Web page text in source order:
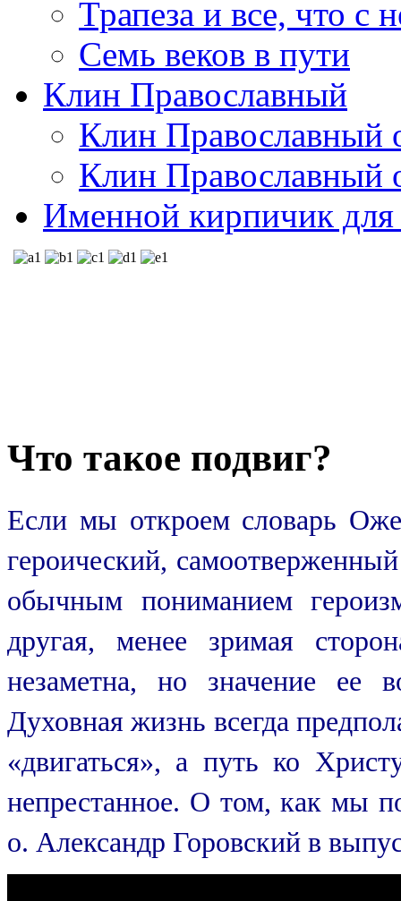
Трапеза и все, что с
Семь веков в пути
Клин Православный
Клин Православный
Клин Православный
Именной кирпичик
Что такое подвиг?
Если мы откроем словарь
героический,
обычным пониманием
другая, менее зримая
незаметна, но значение ее
Духовная жизнь всегда
«двигаться», а путь ко
непрестанное. О том, как мы
о. Александр Горовский в